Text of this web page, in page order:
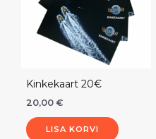
Kinkekaart 20€
20,00 €
LISA KORVI